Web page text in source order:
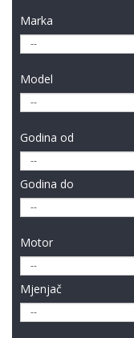
Marka
Model
Godina od
Godina do
Motor
Mjenjač